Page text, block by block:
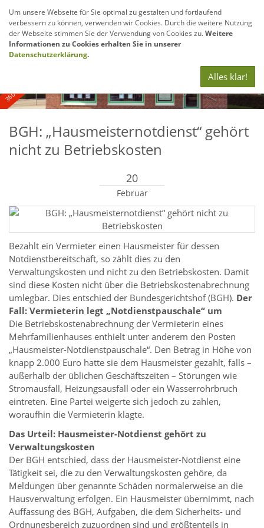
360° - und Luftbildaufnahmen
BGH: „Hausmeisternotdienst“ gehört
nicht zu Betriebskosten
20
Februar
Bezahlt ein Vermieter einen Hausmeister für dessen
Notdienstbereitschaft, so zählt dies zu den
Verwaltungskosten und nicht zu den Betriebskosten. Damit
sind diese Kosten nicht über die Betriebskostenabrechnung
umlegbar. Dies entschied der Bundesgerichtshof (BGH). Der
Fall: Vermieterin legt „Notdienstpauschale“ um
Die Betriebskostenabrechnung der Vermieterin eines
Mehrfamilienhauses enthielt unter anderem den Posten
„Hausmeister-Notdienstpauschale“. Den Betrag in Höhe von
knapp 2.000 Euro hatte sie dem Hausmeister gezahlt, falls –
außerhalb der üblichen Geschäftszeiten – Störungen wie
Stromausfall, Heizungsausfall oder ein Wasserrohrbruch
eintreten. Eine Partei weigerte sich jedoch zu zahlen,
woraufhin die Vermieterin klagte.
Das Urteil: Hausmeister-Notdienst gehört zu
Verwaltungskosten
Der BGH entschied, dass der Hausmeister-Notdienst eine
Tätigkeit sei, die zu den Verwaltungskosten gehöre, da
Meldungen über genannte Schäden normalerweise an die
Hausverwaltung erfolgen. Ein Hausmeister übernimmt, nach
Auffassung des BGH, Aufgaben, die dem Sicherheits- und
Ordnungsbereich zuzuordnen sind und größtenteils in
Um unsere Webseite für Sie optimal zu gestalten und fortlaufend
verbessern zu können, verwenden wir Cookies. Durch die weitere Nutzung
der Webseite stimmen Sie der Verwendung von Cookies zu.Weitere
Informationen zu Cookies erhalten Sie in unserer
Datenschutzerklärung.
Alles klar!